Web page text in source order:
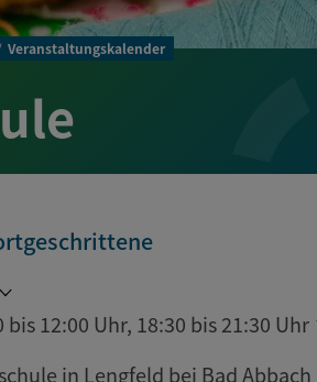
Veranstaltungskalender
bis 12:00 Uhr, 18:30 bis 21:30 Uhr
in Lengfeld bei Bad